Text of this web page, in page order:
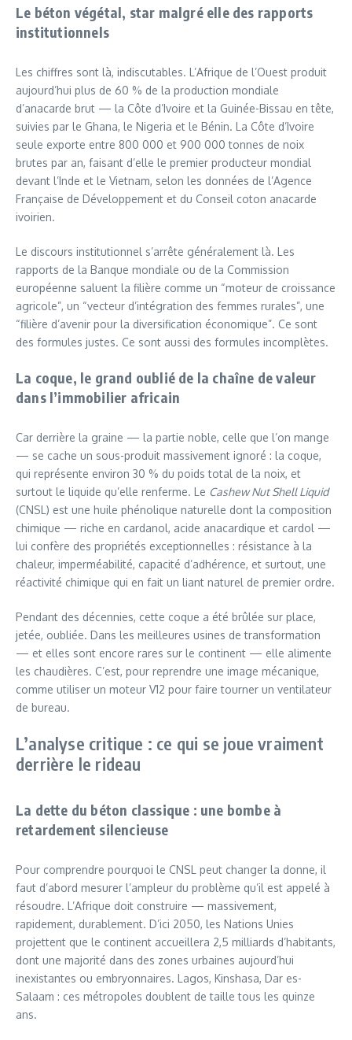
Le béton végétal, star malgré elle des rapports
institutionnels
Les chiffres sont là, indiscutables. L’Afrique de l’Ouest produit
aujourd’hui plus de 60 % de la production mondiale
d’anacarde brut — la Côte d’Ivoire et la Guinée-Bissau en tête,
suivies par le Ghana, le Nigeria et le Bénin. La Côte d’Ivoire
seule exporte entre 800 000 et 900 000 tonnes de noix
brutes par an, faisant d’elle le premier producteur mondial
devant l’Inde et le Vietnam, selon les données de l’Agence
Française de Développement et du Conseil coton anacarde
ivoirien.
Le discours institutionnel s’arrête généralement là. Les
rapports de la Banque mondiale ou de la Commission
européenne saluent la filière comme un “moteur de croissance
agricole”, un “vecteur d’intégration des femmes rurales”, une
“filière d’avenir pour la diversification économique”. Ce sont
des formules justes. Ce sont aussi des formules incomplètes.
La coque, le grand oublié de la chaîne de valeur
dans l’immobilier africain
Car derrière la graine — la partie noble, celle que l’on mange
— se cache un sous-produit massivement ignoré : la coque,
qui représente environ 30 % du poids total de la noix, et
surtout le liquide qu’elle renferme. Le Cashew Nut Shell Liquid
(CNSL) est une huile phénolique naturelle dont la composition
chimique — riche en cardanol, acide anacardique et cardol —
lui confère des propriétés exceptionnelles : résistance à la
chaleur, imperméabilité, capacité d’adhérence, et surtout, une
réactivité chimique qui en fait un liant naturel de premier ordre.
Pendant des décennies, cette coque a été brûlée sur place,
jetée, oubliée. Dans les meilleures usines de transformation
— et elles sont encore rares sur le continent — elle alimente
les chaudières. C’est, pour reprendre une image mécanique,
comme utiliser un moteur V12 pour faire tourner un ventilateur
de bureau.
L’analyse critique : ce qui se joue vraiment
derrière le rideau
La dette du béton classique : une bombe à
retardement silencieuse
Pour comprendre pourquoi le CNSL peut changer la donne, il
faut d’abord mesurer l’ampleur du problème qu’il est appelé à
résoudre. L’Afrique doit construire — massivement,
rapidement, durablement. D’ici 2050, les Nations Unies
projettent que le continent accueillera 2,5 milliards d’habitants,
dont une majorité dans des zones urbaines aujourd’hui
inexistantes ou embryonnaires. Lagos, Kinshasa, Dar es-
Salaam : ces métropoles doublent de taille tous les quinze
ans.